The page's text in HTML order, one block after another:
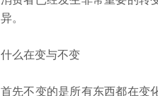
异。
什么在变与不变
首先不变的是所有东西都在变